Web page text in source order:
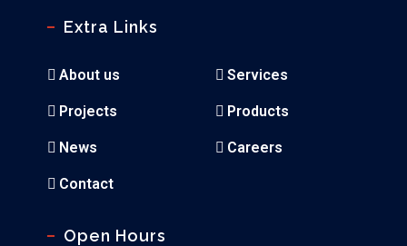
Extra Links
About us Services
Projects Products
News Careers
Contact
Open Hours